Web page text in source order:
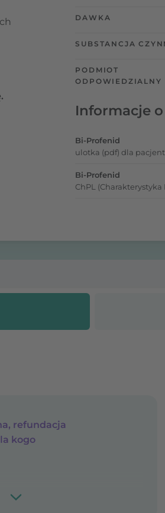
DAWKA
SUBSTANCJA
PODMIOT
ODPOWIEDZIALNY
Informacje
Bi-Profenid
ulotka (pdf) dla
Bi-Profenid
ChPL
refundacja
kogo